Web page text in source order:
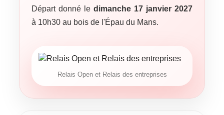
Départ donné le dimanche 17 janvier 2027
à 10h30 au bois de l'Épau du Mans.
Relais Open et Relais des entreprises